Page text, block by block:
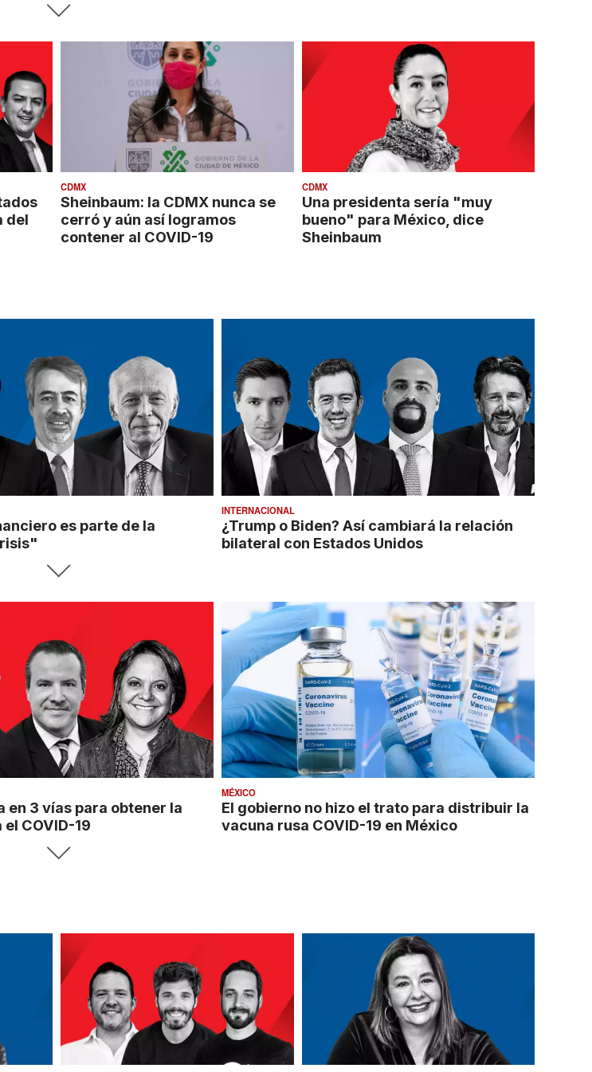
del
CDMX
Sheinbaum: la CDMX nunca se
cerró y aún así logramos
contener al COVID-19
CDMX
Una presidenta sería "muy
bueno" para México, dice
Sheinbaum
es parte de la
INTERNACIONAL
¿Trump o Biden? Así cambiará la relación
bilateral con Estados Unidos
en 3 vías para obtener la
COVID-19
MÉXICO
El gobierno no hizo el trato para distribuir la
vacuna rusa COVID-19 en México